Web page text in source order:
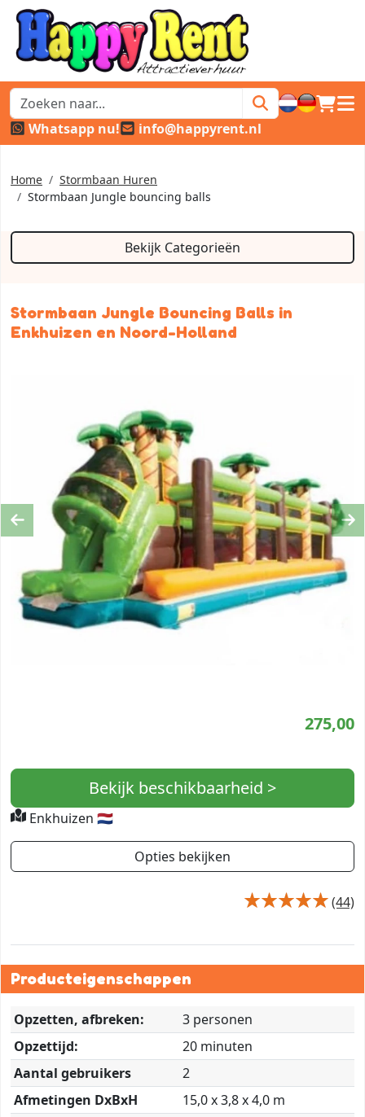
Whatsapp nu!
info@happyrent.nl
Home
Stormbaan Huren
Stormbaan Jungle bouncing balls
Bekijk Categorieën
Stormbaan Jungle Bouncing Balls in
Enkhuizen en Noord-Holland
275,00
Bekijk beschikbaarheid >
Enkhuizen 🇳🇱
Opties bekijken
(44)
Previous
Producteigenschappen
Opzetten, afbreken:
3 personen
Opzettijd:
20 minuten
Aantal gebruikers
2
Afmetingen DxBxH
15,0 x 3,8 x 4,0 m